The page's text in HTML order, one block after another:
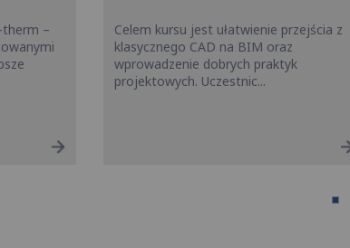
therm –
Celem kursu jest ułatwienie przejścia z
klasycznego CAD na BIM oraz
wprowadzenie dobrych praktyk
projektowych. Uczestnic...